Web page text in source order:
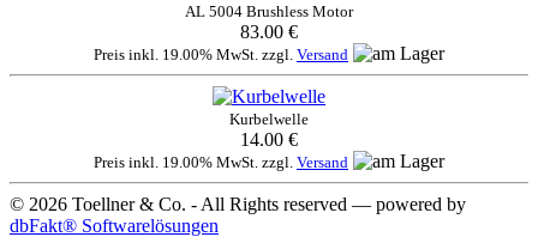
AL 5004 Brushless Motor
83.00 €
Preis inkl. 19.00% MwSt. zzgl. Versand
Kurbelwelle
14.00 €
Preis inkl. 19.00% MwSt. zzgl. Versand
© 2026 Toellner & Co. - All Rights reserved — powered by
dbFakt® Softwarelösungen